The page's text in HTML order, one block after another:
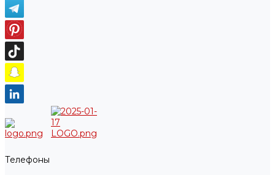
Телефоны